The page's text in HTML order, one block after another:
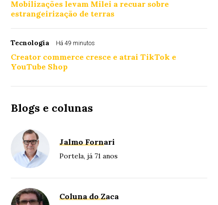
Mobilizações levam Milei a recuar sobre
estrangeirização de terras
Tecnologia Há 49 minutos
Creator commerce cresce e atrai TikTok e
YouTube Shop
Blogs e colunas
Jalmo Fornari
Portela, já 71 anos
Coluna do Zaca